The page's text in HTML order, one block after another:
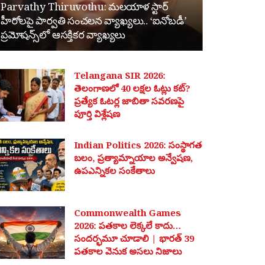
Parvathy Thiruvothu: మలయాళ స్టార్
హీరోలపై పార్వతి సంచలన వ్యాఖ్యలు.. ‘ఐనోబడీ’
ప్రమోషన్స్‌లో ఆసక్తికర వ్యాఖ్యలు
Telangana SIR 2026:
తెలంగాణలో 40 లక్షల ఓట్లు కట్?
ప్రత్యేక ఓటర్ల జాబితా సవరణపై
పూర్తి విశ్లేషణ
Indian Politics 2026: సంస్థాగత
బలం, ప్రత్యామ్నాయాల అన్వేషణ,
ఉపఎన్నికల సంకేతాలు
Commonwealth Games
2026: పతకాల లెక్కలే కాదు…
సందర్భమూ చూడాలి | భారత్ 39
పతకాల వెనుక అసలు నిజాలు